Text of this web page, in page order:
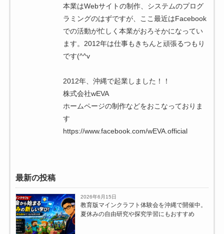
本業はWebサイトの制作、システムのプログ
ラミングのはずですが、ここ最近はFacebook
での活動が忙しく本業がおろそかになってい
ます。2012年は仕事もきちんと頑張るつもり
です(^^v
2012年、沖縄で起業しました！！
株式会社wEVA
ホームページの制作などをおこなっておりま
す
https://www.facebook.com/wEVA.official
最新の投稿
2026年6月15日
教育版マインクラフト体験会を沖縄で開催中。
夏休みの自由研究や探究学習にもおすすめ